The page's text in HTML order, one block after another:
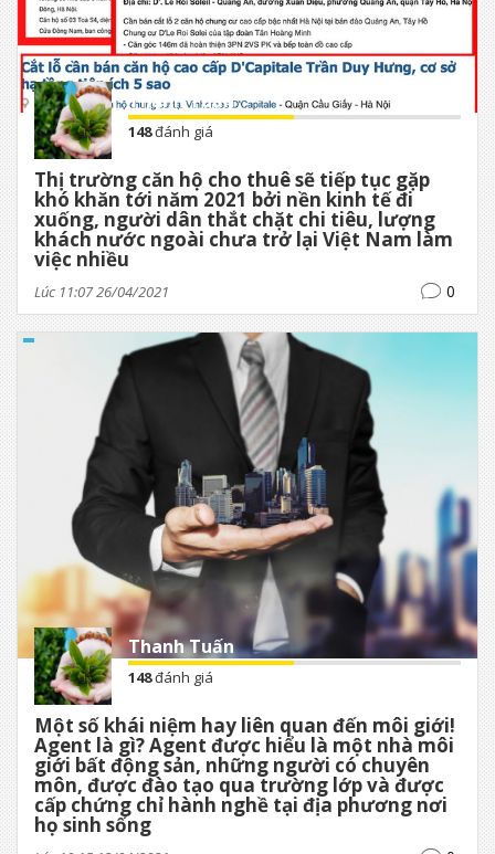
Thanh Tuấn
148đánh giá
Thị trường căn hộ cho thuê sẽ tiếp tục gặp
khó khăn tới năm 2021 bởi nền kinh tế đi
xuống, người dân thắt chặt chi tiêu, lượng
khách nước ngoài chưa trở lại Việt Nam làm
việc nhiều
Lúc 11:07 26/04/2021 0
Thanh Tuấn
148đánh giá
Một số khái niệm hay liên quan đến môi giới!
Agent là gì? Agent được hiểu là một nhà môi
giới bất động sản, những người có chuyên
môn, được đào tạo qua trường lớp và được
cấp chứng chỉ hành nghề tại địa phương nơi
họ sinh sống